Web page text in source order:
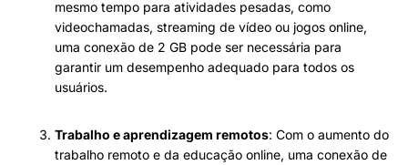
mesmo tempo para atividades pesadas, como
videochamadas, streaming de vídeo ou jogos online,
uma conexão de 2 GB pode ser necessária para
garantir um desempenho adequado para todos os
usuários.
Trabalho e aprendizagem remotos: Com o aumento do
trabalho remoto e da educação online, uma conexão de